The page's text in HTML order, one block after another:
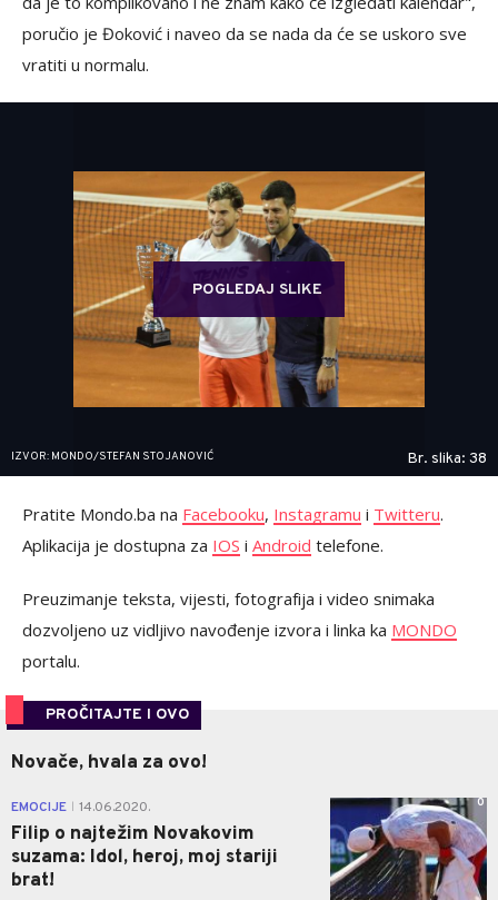
poručio je Đoković i naveo da se nada da će se uskoro sve
vratiti u normalu.
POGLEDAJ SLIKE
IZVOR: MONDO/STEFAN STOJANOVIĆ Br. slika: 38
Pratite Mondo.ba na Facebooku, Instagramu i Twitteru.
Aplikacija je dostupna za IOS i Android telefone.
Preuzimanje teksta, vijesti, fotografija i video snimaka
dozvoljeno uz vidljivo navođenje izvora i linka ka MONDO
portalu.
PROČITAJTE I OVO
Novače, hvala za ovo!
EMOCIJE 14.06.2020.
Filip o najtežim Novakovim
suzama: Idol, heroj, moj stariji
brat!
0